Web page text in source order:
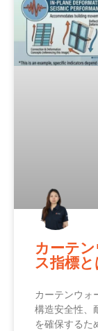
カーテ
ス指標
カーテンウォ
構造安全性、
を確保するた